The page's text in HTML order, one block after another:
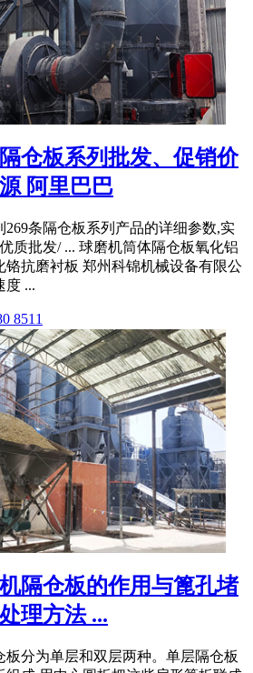
仓板系列批发、促销价
阿里巴巴
269条隔仓板系列产品的详细参数,实
质批发/ ... 球磨机筒体隔仓板氧化铝
铬抗磨衬板 郑州科锦机械设备有限公
度 ...
8511
隔仓板的作用与篦孔堵
理方法 ...
板分为单层和双层两种。单层隔仓板